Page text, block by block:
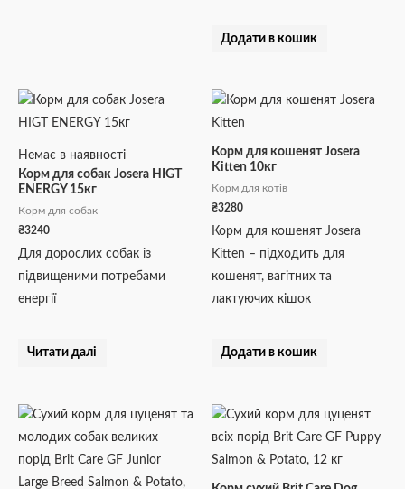
Додати в кошик
Немає в наявності
Корм для собак Josera HIGT
ENERGY 15кг
Корм для собак
₴3240
Для дорослих собак із
підвищеними потребами
енергії
Читати далі
Корм для кошенят Josera
Kitten 10кг
Корм для котів
₴3280
Корм для кошенят Josera
Kitten – підходить для
кошенят, вагітних та
лактуючих кішок
Додати в кошик